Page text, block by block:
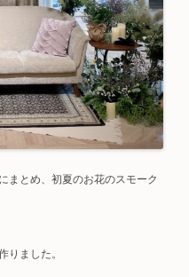
まとめ、初夏のお花のスモーク
りました。